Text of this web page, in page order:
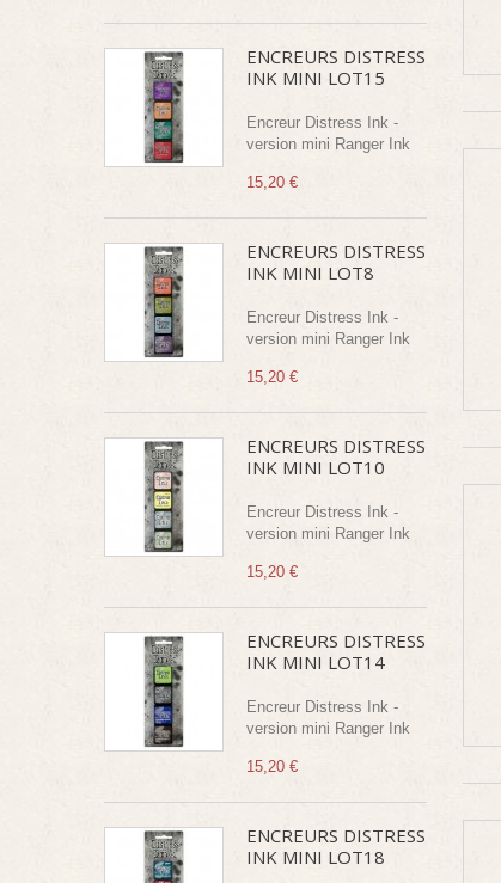
ENCREURS DISTRESS
INK MINI LOT15
Encreur Distress Ink -
version mini Ranger Ink
15,20 €
ENCREURS DISTRESS
INK MINI LOT8
Encreur Distress Ink -
version mini Ranger Ink
15,20 €
ENCREURS DISTRESS
INK MINI LOT10
Encreur Distress Ink -
version mini Ranger Ink
15,20 €
ENCREURS DISTRESS
INK MINI LOT14
Encreur Distress Ink -
version mini Ranger Ink
15,20 €
ENCREURS DISTRESS
INK MINI LOT18